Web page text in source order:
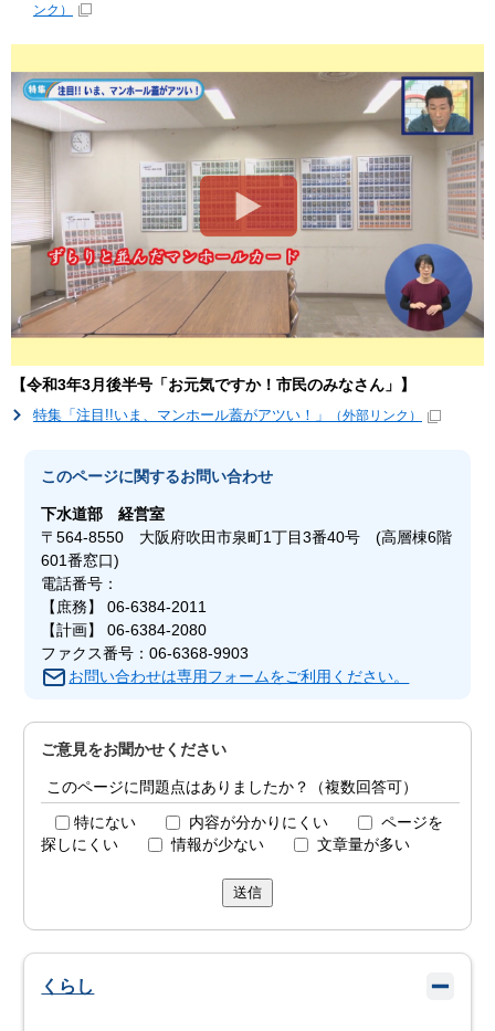
ンク）
【令和3年3月後半号「お元気ですか！市民のみなさん」】
特集「注目!!いま、マンホール蓋がアツい！」
（外部リンク）
このページに関するお問い合わせ
下水道部経営室
〒564-8550 大阪府吹田市泉町1丁目3番40号 (高層棟6階
601番窓口)
電話番号：
【庶務】 06-6384-2011
【計画】 06-6384-2080
ファクス番号：06-6368-9903
お問い合わせは専用フォームをご利用ください。
ご意見をお聞かせください
このページに問題点はありましたか？（複数回答可）
特にない 内容が分かりにくい
ページを
探しにくい
情報が少ない 文章量が多い
送信
くらし